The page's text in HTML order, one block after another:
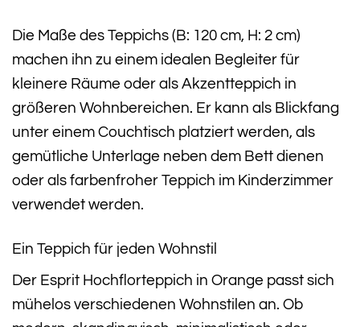
Die Maße des Teppichs (B: 120 cm, H: 2 cm)
machen ihn zu einem idealen Begleiter für
kleinere Räume oder als Akzentteppich in
größeren Wohnbereichen. Er kann als Blickfang
unter einem Couchtisch platziert werden, als
gemütliche Unterlage neben dem Bett dienen
oder als farbenfroher Teppich im Kinderzimmer
verwendet werden.
Ein Teppich für jeden Wohnstil
Der Esprit Hochflorteppich in Orange passt sich
mühelos verschiedenen Wohnstilen an. Ob